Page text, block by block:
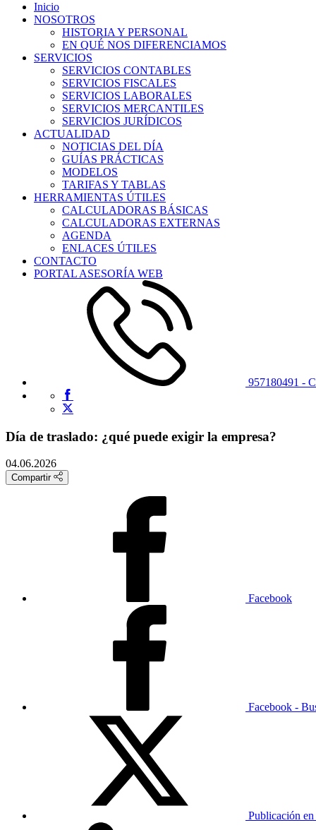
Inicio
NOSOTROS
HISTORIA Y PERSONAL
EN QUÉ NOS DIFERENCIAMOS
SERVICIOS
SERVICIOS CONTABLES
SERVICIOS FISCALES
SERVICIOS LABORALES
SERVICIOS MERCANTILES
SERVICIOS JURÍDICOS
ACTUALIDAD
NOTICIAS DEL DÍA
GUÍAS PRÁCTICAS
MODELOS
TARIFAS Y TABLAS
HERRAMIENTAS ÚTILES
CALCULADORAS BÁSICAS
CALCULADORAS EXTERNAS
AGENDA
ENLACES ÚTILES
CONTACTO
PORTAL ASESORÍA WEB
957180491 -
Día de traslado: ¿qué puede exigir la empresa?
04.06.2026
Compartir
Facebook
Facebook -
Publicación